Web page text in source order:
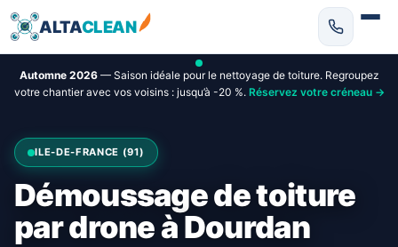
ALTACLEAN
Automne 2026— Saison idéale pour le nettoyage de toiture. Regroupez
votre chantier avec vos voisins : jusqu’à -20 %. Réservez votre créneau →
ILE-DE-FRANCE (91)
Démoussage de toiture
par drone à Dourdan